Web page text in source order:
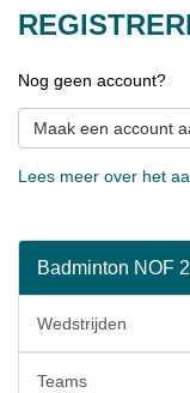
Nog geen account?
Maak een account
Lees meer over het
Badminton NOF
Wedstrijden
Teams